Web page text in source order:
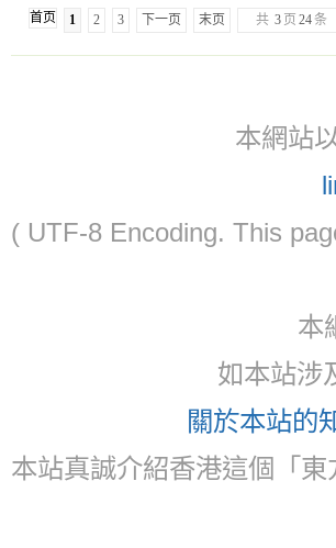
首页 1 2 3 下一页 末页 共 3 页 24 条
本網站
( UTF-8 Encoding. This
本
如本站涉
關於本站的
本站真誠介紹香港這個「